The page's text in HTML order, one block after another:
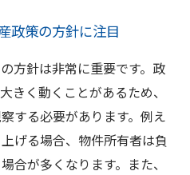
政策の方針に注目
方針は非常に重要です。政
きく動くことがあるため、
する必要があります。例え
げる場合、物件所有者は負
合が多くなります。また、